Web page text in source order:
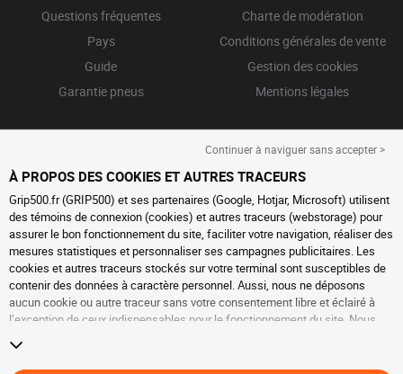
Questions fréquentes
Pays
Guide
Garantie pneus
Charte de modération
Conditions générales de vente
Gestion des cookies
Mentions légales
Continuer à naviguer sans accepter >
À PROPOS DES COOKIES ET AUTRES TRACEURS
Grip500.fr (GRIP500) et ses partenaires (Google, Hotjar, Microsoft) utilisent
des témoins de connexion (cookies) et autres traceurs (webstorage) pour
assurer le bon fonctionnement du site, faciliter votre navigation, réaliser des
mesures statistiques et personnaliser ses campagnes publicitaires. Les
cookies et autres traceurs stockés sur votre terminal sont susceptibles de
contenir des données à caractère personnel. Aussi, nous ne déposons
aucun cookie ou autre traceur sans votre consentement libre et éclairé à
l’exception de ceux indispensables pour le fonctionnement du site. Nous
consentement à tout moment en vous rendant sur la
traceurs. Vous pouvez choisir de continuer à naviguer sans accepter le